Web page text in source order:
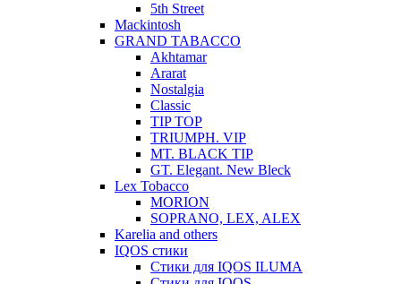
5th Street
Mackintosh
GRAND TABACCO
Akhtamar
Ararat
Nostalgia
Classic
TIP TOP
TRIUMPH. VIP
MT. BLACK TIP
GT. Elegant. New Bleck
Lex Tobacco
MORION
SOPRANO, LEX, ALEX
Karelia and others
IQOS стики
Стики для IQOS ILUMA